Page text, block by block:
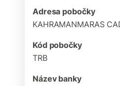
Adresa pobočky
KAHRAMANMARAS
Kód pobočky
TRB
Název banky